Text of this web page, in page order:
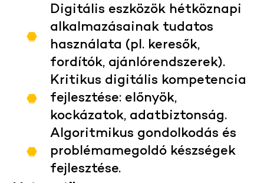
Digitális eszközök hétköznapi
alkalmazásainak tudatos
használata (pl. keresők,
fordítók, ajánlórendszerek).
Kritikus digitális kompetencia
fejlesztése: előnyök,
kockázatok, adatbiztonság.
Algoritmikus gondolkodás és
problémamegoldó készségek
fejlesztése.